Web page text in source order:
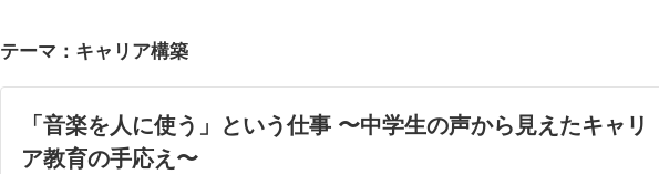
テーマ：キャリア構築
「音楽を人に使う」という仕事 〜中学生の声から見えたキャリ
ア教育の手応え〜